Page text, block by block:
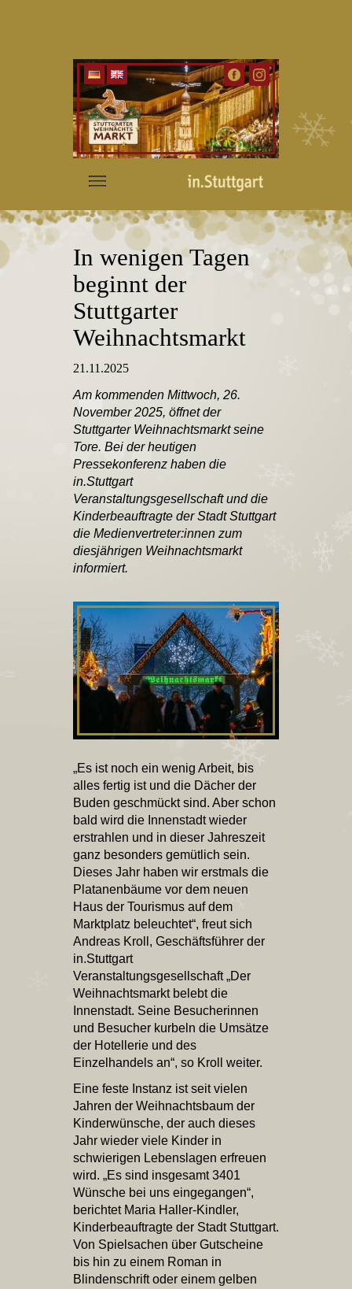
In wenigen Tagen
beginnt der
Stuttgarter
Weihnachtsmarkt
21.11.2025
Am kommenden Mittwoch, 26.
November 2025, öffnet der
Stuttgarter Weihnachtsmarkt seine
Tore. Bei der heutigen
Pressekonferenz haben die
in.Stuttgart
Veranstaltungsgesellschaft und die
Kinderbeauftragte der Stadt Stuttgart
die Medienvertreter:innen zum
diesjährigen Weihnachtsmarkt
informiert.
„Es ist noch ein wenig Arbeit, bis
alles fertig ist und die Dächer der
Buden geschmückt sind. Aber schon
bald wird die Innenstadt wieder
erstrahlen und in dieser Jahreszeit
ganz besonders gemütlich sein.
Dieses Jahr haben wir erstmals die
Platanenbäume vor dem neuen
Haus der Tourismus auf dem
Marktplatz beleuchtet“, freut sich
Andreas Kroll, Geschäftsführer der
in.Stuttgart
Veranstaltungsgesellschaft „Der
Weihnachtsmarkt belebt die
Innenstadt. Seine Besucherinnen
und Besucher kurbeln die Umsätze
der Hotellerie und des
Einzelhandels an“, so Kroll weiter.
Eine feste Instanz ist seit vielen
Jahren der Weihnachtsbaum der
Kinderwünsche, der auch dieses
Jahr wieder viele Kinder in
schwierigen Lebenslagen erfreuen
wird. „Es sind insgesamt 3401
Wünsche bei uns eingegangen“,
berichtet Maria Haller-Kindler,
Kinderbeauftragte der Stadt Stuttgart.
Von Spielsachen über Gutscheine
bis hin zu einem Roman in
Blindenschrift oder einem gelben